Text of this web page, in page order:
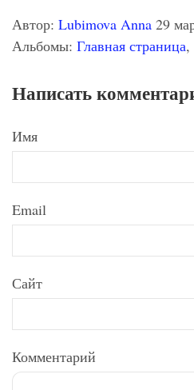
Автор: Lubimova Anna 29
Альбомы: Главная страница,
Написать
Имя
Email
Сайт
Комментарий